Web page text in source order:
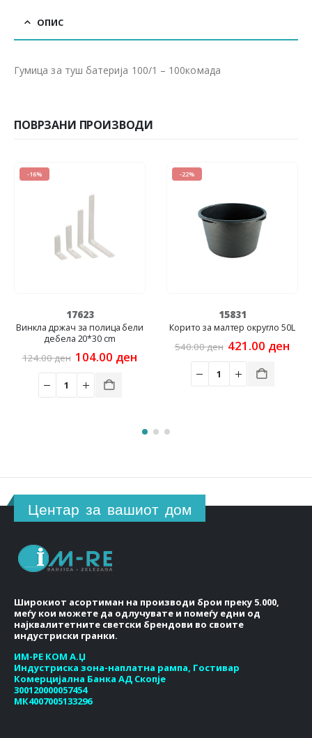
ОПИС
Гумица за туш батерија 100/1 – 100комада
ПОВРЗАНИ ПРОИЗВОДИ
ден.
-16%
17623
Винкла држач за полица бели
дебела 20*30 cm
124.00ден Original
was:
124.00 ден.
104.00 ден
104.00 ден.
-22%
15831
Корито за малтер округло 50L
540.00ден Original
was:
540.00 ден.
421.00 ден
Центар за вашиот дом
Широкиот асортиман на производи брои преку 5.000,
меѓу кои можете да одлучувате и помеѓу едни од
најквалитетните светски брендови во своите
индустриски гранки.
ИМ-РЕ КОМ А.Џ
Индустриска зона-наплатна рампа, Гостивар
Комерцијална Банка АД Скопје
300120000057454
МК4007005133296